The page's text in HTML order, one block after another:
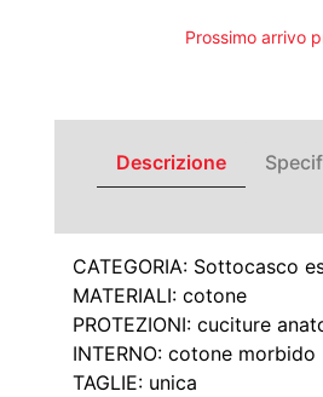
Prossimo arrivo
Descrizione
CATEGORIA: Sottocasco
MATERIALI: cotone
PROTEZIONI: cuciture
INTERNO: cotone morbido
TAGLIE: unica